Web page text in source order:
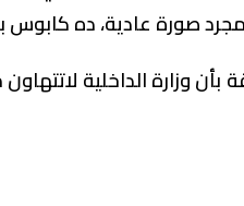
صورة عادية، ده كابوس
بأن وزارة الداخلية